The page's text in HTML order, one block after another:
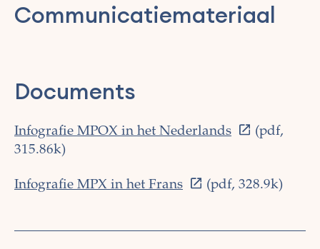
Communicatiemateriaal
Documents
Infografie MPOX in het Nederlands
(pdf,
315.86k)
Infografie MPX in het Frans (pdf, 328.9k)